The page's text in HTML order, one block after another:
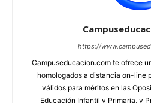
https://
Campuseducacion.com te ofrece
homologados a distancia on-line
válidos para méritos en las
Educación Infantil y Primaria, y